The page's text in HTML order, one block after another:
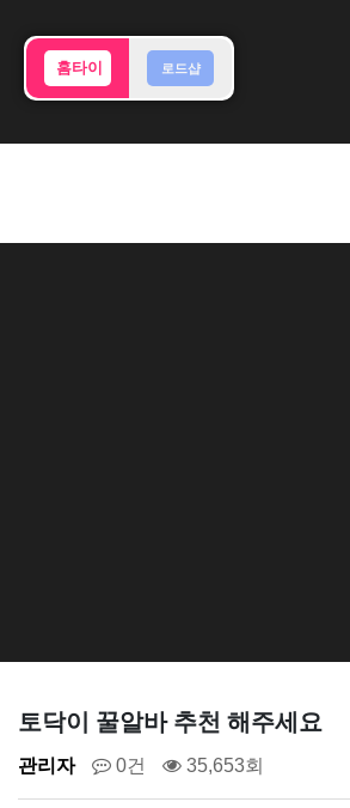
홈타이 로드샵
토닥이 꿀알바 추천 해주세요
관리자 0건 35,653회